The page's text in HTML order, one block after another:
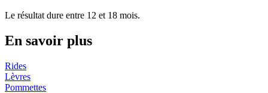
Le résultat dure entre 12 et 18 mois.
En savoir plus
Rides
Lèvres
Pommettes